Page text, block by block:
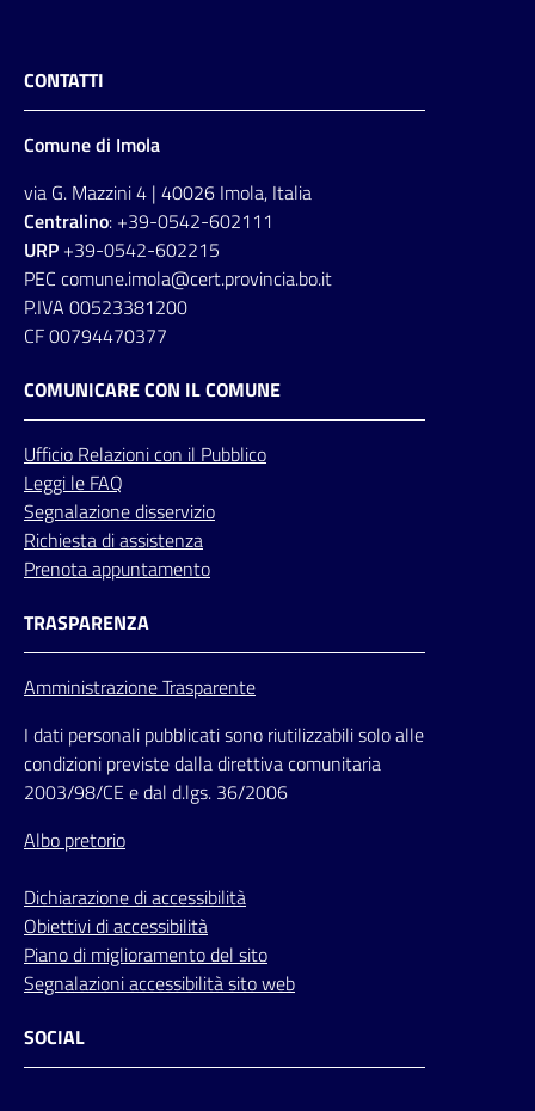
CONTATTI
Comune di Imola
via G. Mazzini 4 | 40026 Imola, Italia
Centralino: +39-0542-602111
URP +39-0542-602215
PEC comune.imola@cert.provincia.bo.it
P.IVA 00523381200
CF 00794470377
COMUNICARE CON IL COMUNE
Ufficio Relazionicon il Pubblico
Leggi le FAQ
Segnalazione disservizio
Richiesta di assistenza
Prenota appuntamento
TRASPARENZA
Amministrazione Trasparente
I dati personali pubblicati sono riutilizzabili solo alle
condizioni previste dalla direttiva comunitaria
2003/98/CE e dal d.lgs. 36/2006
Albo pretorio
Dichiarazione di accessibilità
Obiettivi di accessibilità
Piano di miglioramento del sito
Segnalazioni accessibilità sito web
SOCIAL